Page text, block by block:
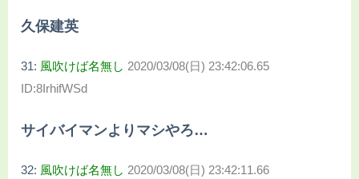
久保建英
31: 風吹けば名無し 2020/03/08(日) 23:42:06.65
ID:8IrhifWSd
サイバイマンよりマシやろ…
32: 風吹けば名無し 2020/03/08(日) 23:42:11.66